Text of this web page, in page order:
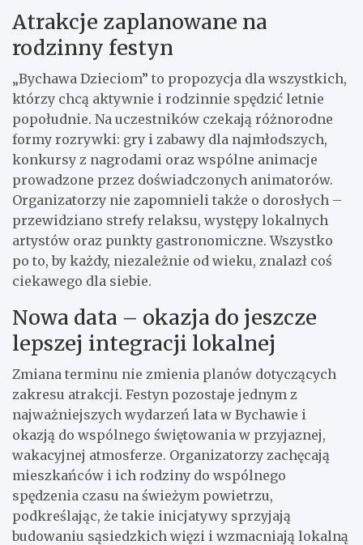
Atrakcje zaplanowane na
rodzinny festyn
„Bychawa Dzieciom” to propozycja dla wszystkich,
którzy chcą aktywnie i rodzinnie spędzić letnie
popołudnie. Na uczestników czekają różnorodne
formy rozrywki: gry i zabawy dla najmłodszych,
konkursy z nagrodami oraz wspólne animacje
prowadzone przez doświadczonych animatorów.
Organizatorzy nie zapomnieli także o dorosłych –
przewidziano strefy relaksu, występy lokalnych
artystów oraz punkty gastronomiczne. Wszystko
po to, by każdy, niezależnie od wieku, znalazł coś
ciekawego dla siebie.
Nowa data – okazja do jeszcze
lepszej integracji lokalnej
Zmiana terminu nie zmienia planów dotyczących
zakresu atrakcji. Festyn pozostaje jednym z
najważniejszych wydarzeń lata w Bychawie i
okazją do wspólnego świętowania w przyjaznej,
wakacyjnej atmosferze. Organizatorzy zachęcają
mieszkańców i ich rodziny do wspólnego
spędzenia czasu na świeżym powietrzu,
podkreślając, że takie inicjatywy sprzyjają
budowaniu sąsiedzkich więzi i wzmacniają lokalną